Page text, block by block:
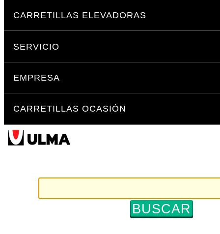
Saltar
a
navegación
CARRETILLAS ELEVADORAS
SERVICIO
EMPRESA
CARRETILLAS OCASIÓN